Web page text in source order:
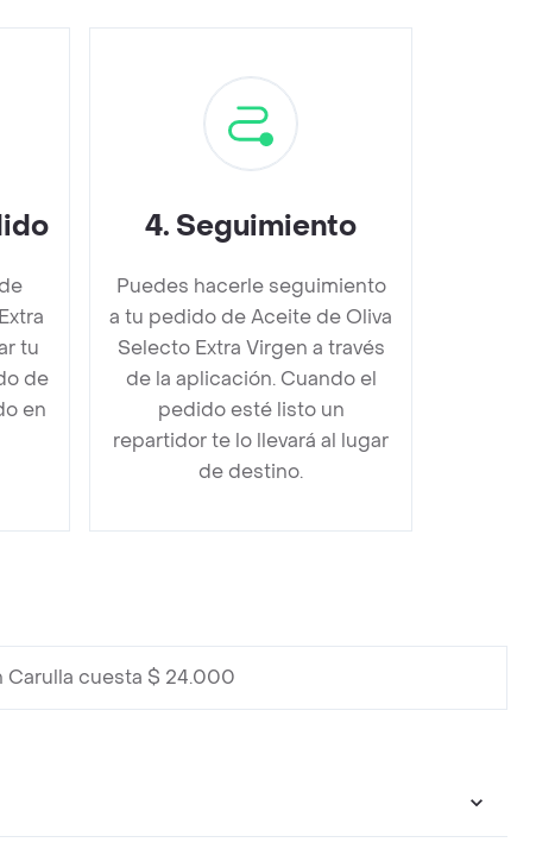
tu
de
en
4. Seguimiento
Puedes hacerle seguimiento
a tu pedido de Aceite de Oliva
Selecto Extra Virgen a través
de la aplicación. Cuando el
pedido esté listo un
repartidor te lo llevará al lugar
de destino.
Carulla cuesta $ 24.000